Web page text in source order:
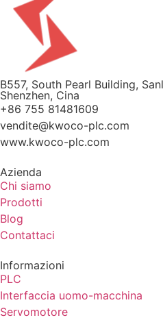
B557, South Pearl Building,
Shenzhen, Cina
+86 755 81481609
vendite@kwoco-plc.com
www.kwoco-plc.com
Azienda
Chi siamo
Prodotti
Blog
Contattaci
Informazioni
PLC
Interfaccia uomo-macchina
Servomotore